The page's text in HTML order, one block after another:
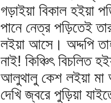
গড়াইয়া বিকাল হইয়া
পানে নেত্র পড়িতেই
লইয়া আসে। অদ্দপি
নাই! কিঞ্চিৎ বিচলিত
আলুথালু কেশ লইয়া মা
দেখি জ্বরে পুড়িয়া